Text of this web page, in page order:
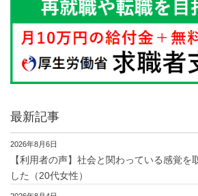
最新記事
2026年8月6日
【利用者の声】社会と関わっている感覚を
した（20代女性）